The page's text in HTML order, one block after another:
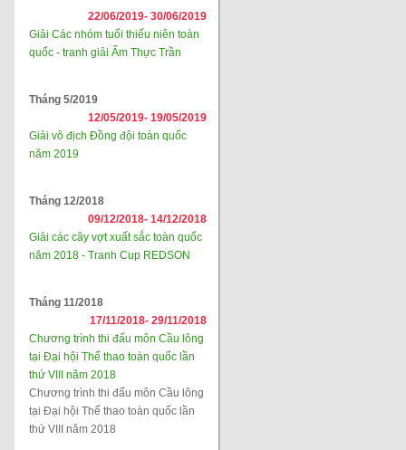
22/06/2019- 30/06/2019
Giải Các nhóm tuổi thiếu niên toàn
quốc - tranh giải Ẩm Thực Trần
Tháng 5/2019
12/05/2019- 19/05/2019
Giải vô địch Đồng đội toàn quốc
năm 2019
Tháng 12/2018
09/12/2018- 14/12/2018
Giải các cây vợt xuất sắc toàn quốc
năm 2018 - Tranh Cup REDSON
Tháng 11/2018
17/11/2018- 29/11/2018
Chương trình thi đấu môn Cầu lông
tại Đại hội Thể thao toàn quốc lần
thứ VIII năm 2018
Chương trình thi đấu môn Cầu lông
tại Đại hội Thể thao toàn quốc lần
thứ VIII năm 2018